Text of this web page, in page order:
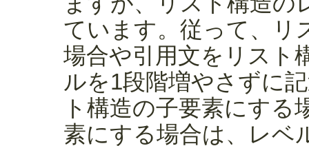
ています。従って、リ
場合や引用文をリスト
ルを1段階増やさずに
ト構造の子要素にする
素にする場合は、レベ